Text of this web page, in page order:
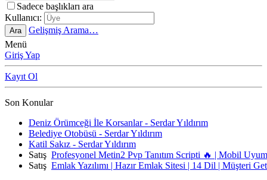
Sadece başlıkları ara
Kullanıcı:
Ara
Gelişmiş Arama…
Menü
Giriş Yap
Kayıt Ol
Son Konular
Deniz Örümceği İle Korsanlar - Serdar Yıldırım
Belediye Otobüsü - Serdar Yıldırım
Katil Sakız - Serdar Yıldırım
Satış Profesyonel Metin2 Pvp Tanıtım Scripti 🔥 | Mobil
Satış Emlak Yazılımı | Hazır Emlak Sitesi | 14 Dil | Müşteri